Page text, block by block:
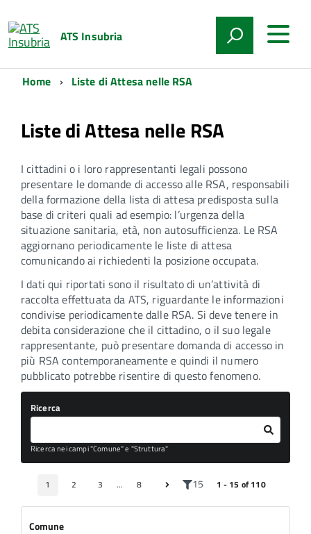
ATS Insubria
Home Liste di Attesa nelle RSA
Liste di Attesa nelle RSA
I cittadini o i loro rappresentanti legali possono
presentare le domande di accesso alle RSA, responsabili
della formazione della lista di attesa predisposta sulla
base di criteri quali ad esempio: l’urgenza della
situazione sanitaria, età, non autosufficienza. Le RSA
aggiornano periodicamente le liste di attesa
comunicando ai richiedenti la posizione occupata.
I dati qui riportati sono il risultato di un’attività di
raccolta effettuata da ATS, riguardante le informazioni
condivise periodicamente dalle RSA. Si deve tenere in
debita considerazione che il cittadino, o il suo legale
rappresentante, può presentare domanda di accesso in
più RSA contemporaneamente e quindi il numero
pubblicato potrebbe risentire di questo fenomeno.
Ricerca
Ricerca nei campi "Comune" e "Struttura"
1 2 3 ... 8 15 1 - 15 of 110
Comune